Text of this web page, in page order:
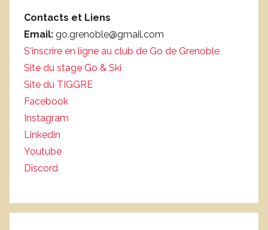
Contacts et Liens
Email: go.grenoble@gmail.com
S'inscrire en ligne au club de Go de Grenoble
Site du stage Go & Ski
Site du TIGGRE
Facebook
Instagram
Linkedin
Youtube
Discord